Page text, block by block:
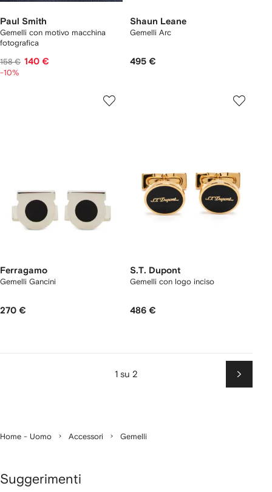
Paul Smith
Gemelli con motivo macchina
fotografica
158 € 140 €
-10%
Shaun Leane
Gemelli Arc
495 €
Ferragamo
Gemelli Gancini
270 €
S.T. Dupont
Gemelli con logo inciso
486 €
1 su 2
Home - Uomo Accessori Gemelli
Suggerimenti